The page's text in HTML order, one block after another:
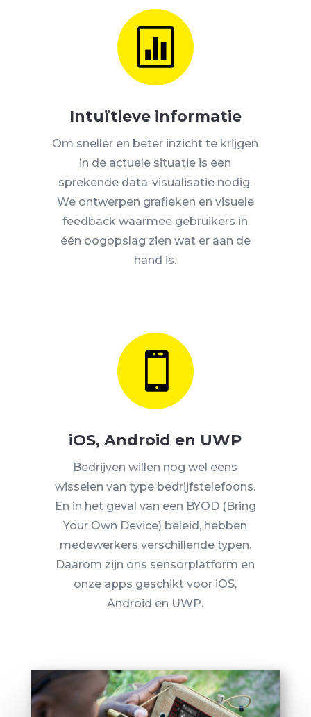

Intuïtieve informatie
Om sneller en beter inzicht te krijgen
in de actuele situatie is een
sprekende data-visualisatie nodig.
We ontwerpen grafieken en visuele
feedback waarmee gebruikers in
één oogopslag zien wat er aan de
hand is.

iOS, Android en UWP
Bedrijven willen nog wel eens
wisselen van type bedrijfstelefoons.
En in het geval van een BYOD (Bring
Your Own Device) beleid, hebben
medewerkers verschillende typen.
Daarom zijn ons sensorplatform en
onze apps geschikt voor iOS,
Android en UWP.